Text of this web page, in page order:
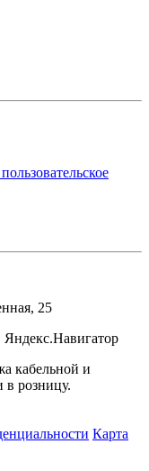
25
кабельной и
в розницу.
Карта